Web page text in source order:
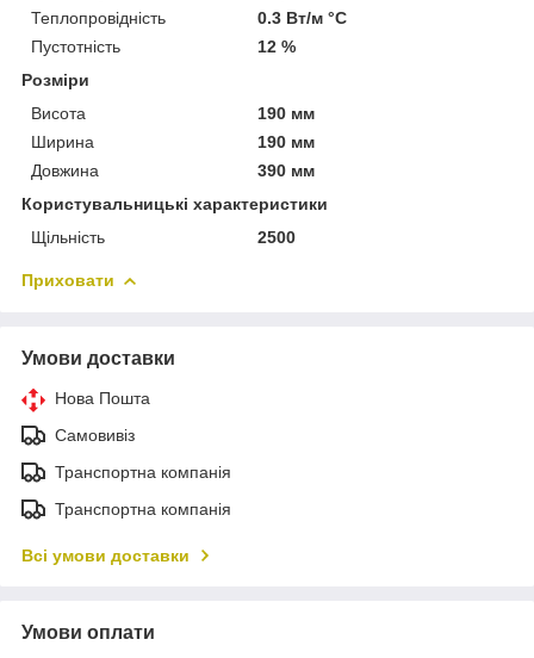
Теплопровідність
0.3 Вт/м °С
Пустотність
12 %
Розміри
Висота
190 мм
Ширина
190 мм
Довжина
390 мм
Користувальницькі характеристики
Щільність
2500
Приховати
Умови доставки
Нова Пошта
Самовивіз
Транспортна компанія
Транспортна компанія
Всі умови доставки
Умови оплати